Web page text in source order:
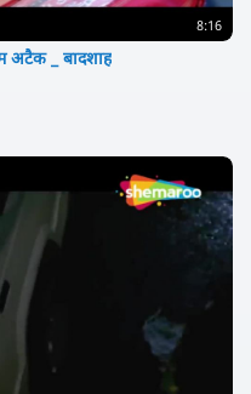
8:16
अटैक _ बादशाह